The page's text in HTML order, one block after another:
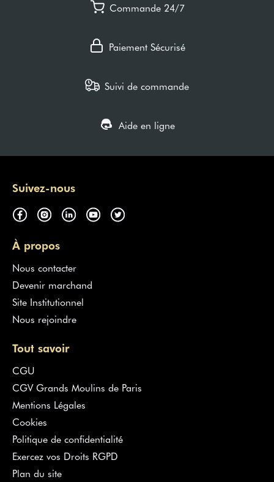
Commande 24/7
Paiement Sécurisé
Suivi de commande
Aide en ligne
Suivez-nous
À propos
Nous contacter
Devenir marchand
Site Institutionnel
Nous rejoindre
Tout savoir
CGU
CGV Grands Moulins de Paris
Mentions Légales
Cookies
Politique de confidentialité
Exercez vos Droits RGPD
Plan du site